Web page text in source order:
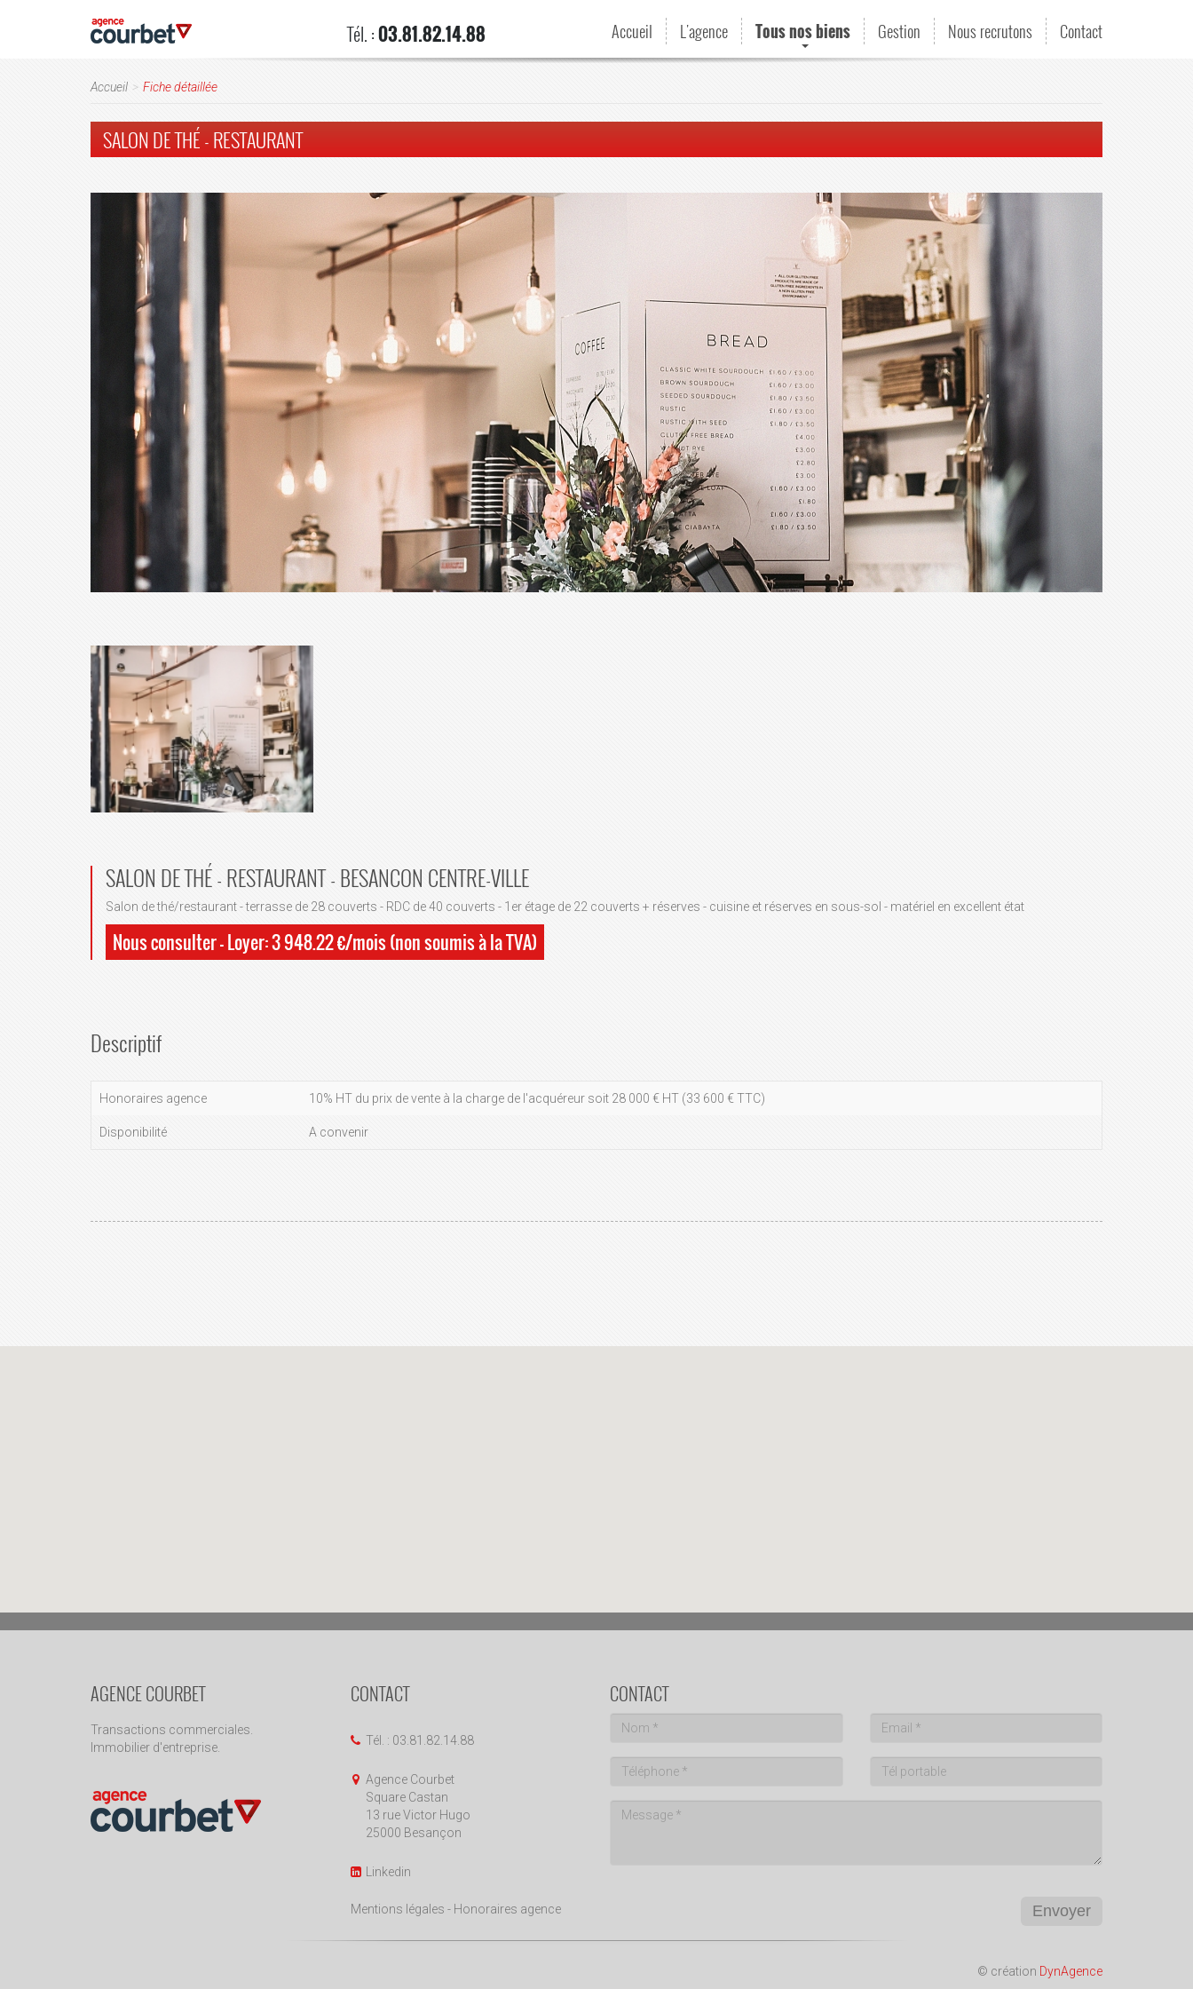
Tél. :03.81.82.14.88 Accueil L'agence Tous nos biens Gestion Nous recrutons Contact
Accueil Fiche détaillée
SALON DE THÉ - RESTAURANT
SALON DE THÉ - RESTAURANT - BESANCON CENTRE-VILLE
Salon de thé/restaurant - terrasse de 28 couverts - RDC de 40 couverts - 1er étage de 22 couverts + réserves - cuisine et réserves en sous-sol - matériel en excellent état
Nous consulter - Loyer: 3 948.22 €/mois (non soumis à la TVA)
Descriptif
Honoraires agence 10% HT du prix de vente à la charge de l'acquéreur soit 28 000 € HT (33 600 € TTC)
Disponibilité A convenir
AGENCE COURBET
Transactions commerciales.
Immobilier d'entreprise.
CONTACT
Tél. : 03.81.82.14.88
Agence Courbet
Square Castan
13 rue Victor Hugo
25000 Besançon
Linkedin
Mentions légales - Honoraires agence
CONTACT
Envoyer
© création DynAgence